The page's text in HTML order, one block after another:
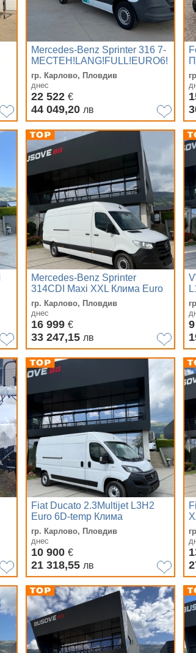
Mercedes-Benz Sprinter 316 7-
МЕСТЕН!LANG!FULL!EURO6!
гр. Карлово, Пловдив
днес
22 522 €
44 049,20 лв
Mercedes-Benz Sprinter
314CDI Maxi XXL Клима Euro
6C
гр. Карлово, Пловдив
днес
16 999 €
33 247,15 лв
Fiat Ducato 2.3Multijet L3H2
Euro 6D-temp Клима
гр. Карлово, Пловдив
днес
10 900 €
21 318,55 лв